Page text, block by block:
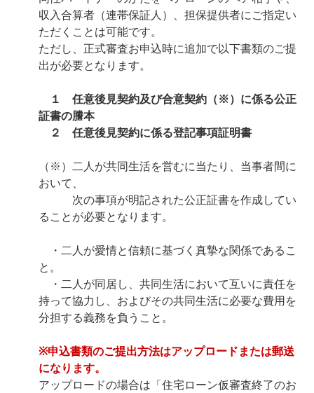
収入合算者（連帯保証人）、担保提供者にご指定い
ただくことは可能です。
ただし、正式審査お申込時に追加で以下書類のご提
出が必要となります。
１ 任意後見契約及び合意契約（※）に係る公正
証書の謄本
２ 任意後見契約に係る登記事項証明書
（※）二人が共同生活を営むに当たり、当事者間に
おいて、
次の事項が明記された公正証書を作成してい
ることが必要となります。
・二人が愛情と信頼に基づく真摯な関係であるこ
と。
・二人が同居し、共同生活において互いに責任を
持って協力し、およびその共同生活に必要な費用を
分担する義務を負うこと。
※申込書類のご提出方法はアップロードまたは郵送
になります。
アップロードの場合は「住宅ローン仮審査終了のお